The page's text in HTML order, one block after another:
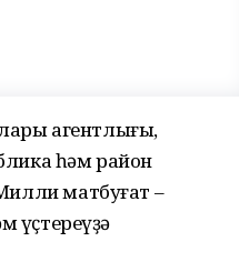
агентлығы,
һәм район
матбуғат –
үҫтереүҙә